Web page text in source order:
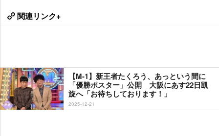
関連リンク+
【M-1】新王者たくろう、あっという間に
「優勝ポスター」公開 大阪にあす22日凱
旋へ「お待ちしております！」
2025-12-21